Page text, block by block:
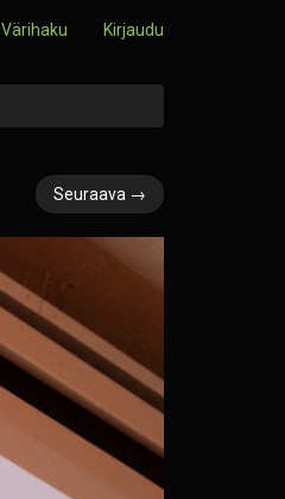
Värihaku Kirjaudu
Seuraava →